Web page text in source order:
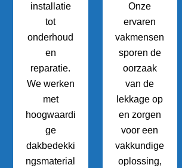
installatie
tot
onderhoud
en
reparatie.
We werken
met
hoogwaardi
ge
dakbedekki
ngsmaterial
Onze
ervaren
vakmensen
sporen de
oorzaak
van de
lekkage op
en zorgen
voor een
vakkundige
oplossing,